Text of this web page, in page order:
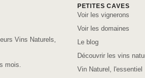
Vins Naturels,
mois.
PETITES CAVES
Voir les vignerons
Voir les domaines
Le blog
Découvrir les vins
Vin Naturel, l'essentiel